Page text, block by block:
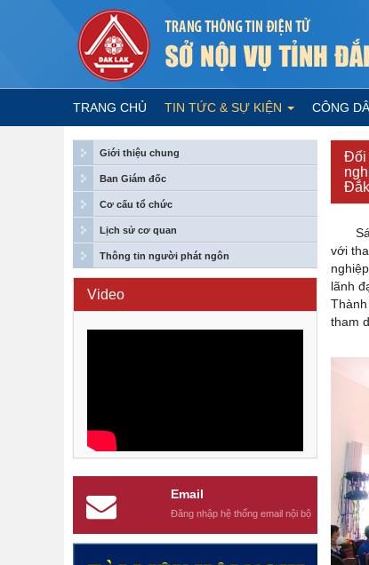
TRANG CHỦ TIN TỨC & SỰ KIỆN CÔNG
Giới thiệu chung
Ban Giám đốc
Cơ cấu tổ chức
Lịch sử cơ quan
Thông tin người phát ngôn
Video
Email
Đăng nhập hệ thống email nội bộ
Đối
với
lãnh
tham